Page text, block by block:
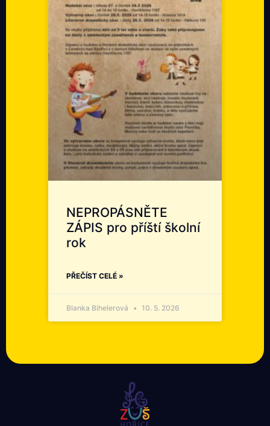
NEPROPÁSNĚTE
ZÁPIS pro příští školní
rok
PŘEČÍST CELÉ »
Blanka Bihelerová 10. 5. 2026